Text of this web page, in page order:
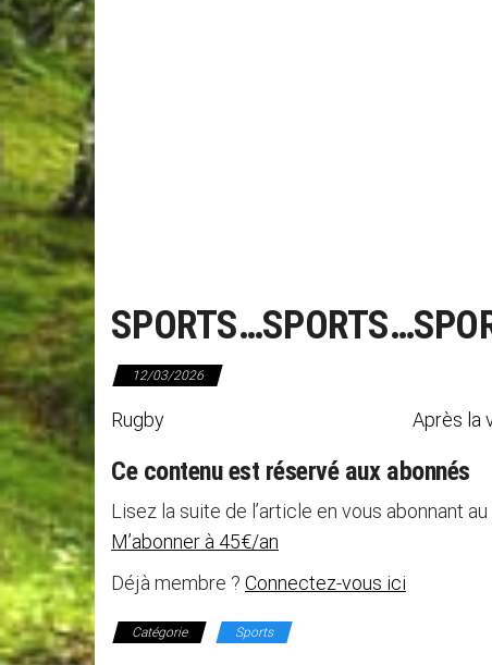
12/03/2026
Rugby Après la victoire à Salles, le
Ce contenu est réservé aux abonnés
Lisez la suite de l’article en vous abonnant
M’abonner à 45€/an
Déjà membre ? Connectez-vous ici
Catégorie Sports